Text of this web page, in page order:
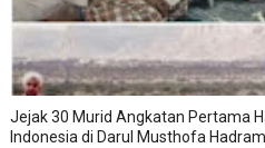
Jejak 30 Murid Angkatan Pertama
Indonesia di Darul Musthofa